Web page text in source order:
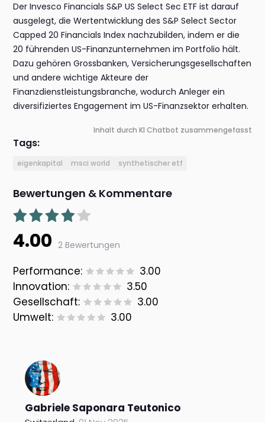
Der Invesco Financials S&P US Select Sec ETF ist darauf
ausgelegt, die Wertentwicklung des S&P Select Sector
Capped 20 Financials Index nachzubilden, indem er die
20 führenden US-Finanzunternehmen im Portfolio hält.
Dazu gehören Grossbanken, Versicherungsgesellschaften
und andere wichtige Akteure der
Finanzdienstleistungsbranche, wodurch Anleger ein
diversifiziertes Engagement im US-Finanzsektor erhalten.
Inhalt durch KI Chatbot zusammengefasst
Tags:
eigenkapital msci world synthetischer etf
Bewertungen & Kommentare
4.00 2 Bewertungen
Performance:
3.00
Innovation:
3.50
Gesellschaft:
3.00
Umwelt:
3.00
Gabriele Saponara Teutonico